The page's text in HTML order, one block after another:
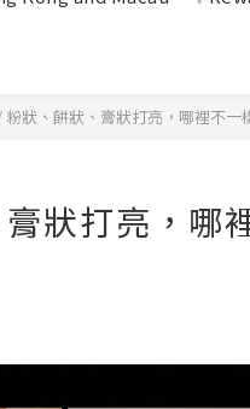
粉狀、餅狀、膏狀打亮，哪裡不一
狀打亮，哪